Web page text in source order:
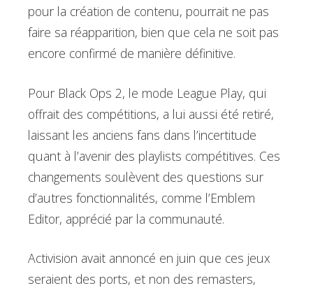
pour la création de contenu, pourrait ne pas
faire sa réapparition, bien que cela ne soit pas
encore confirmé de manière définitive.
Pour Black Ops 2, le mode League Play, qui
offrait des compétitions, a lui aussi été retiré,
laissant les anciens fans dans l’incertitude
quant à l’avenir des playlists compétitives. Ces
changements soulèvent des questions sur
d’autres fonctionnalités, comme l’Emblem
Editor, apprécié par la communauté.
Activision avait annoncé en juin que ces jeux
seraient des ports, et non des remasters,